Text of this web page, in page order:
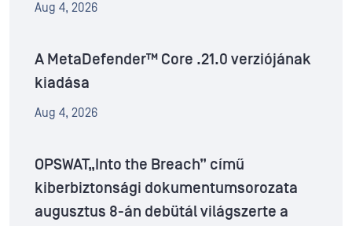
Aug 4, 2026
A MetaDefender™ Core .21.0 verziójának
kiadása
Aug 4, 2026
OPSWAT„Into the Breach” című
kiberbiztonsági dokumentumsorozata
augusztus 8-án debütál világszerte a